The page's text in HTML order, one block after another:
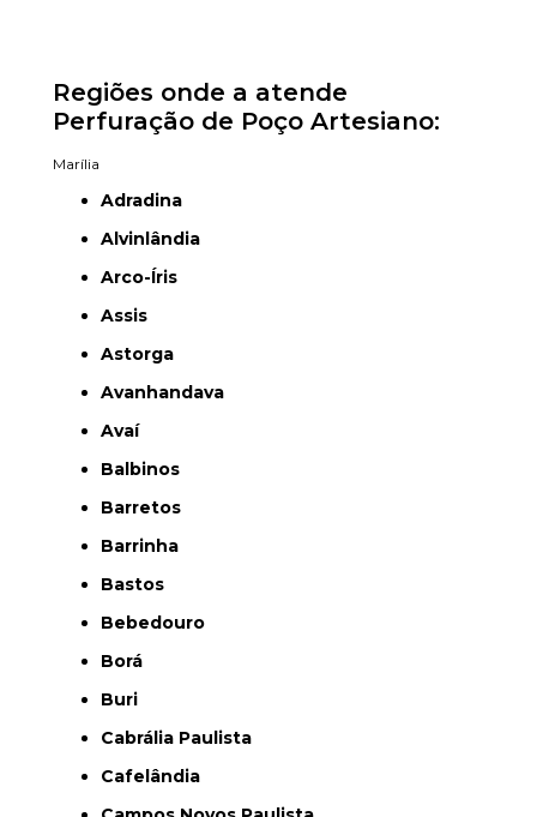
Regiões onde a atende
Perfuração de Poço Artesiano:
Marília
Adradina
Alvinlândia
Arco-Íris
Assis
Astorga
Avanhandava
Avaí
Balbinos
Barretos
Barrinha
Bastos
Bebedouro
Borá
Buri
Cabrália Paulista
Cafelândia